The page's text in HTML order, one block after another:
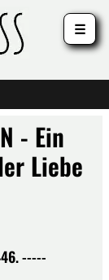
- Ein
Liebe
-----
☰